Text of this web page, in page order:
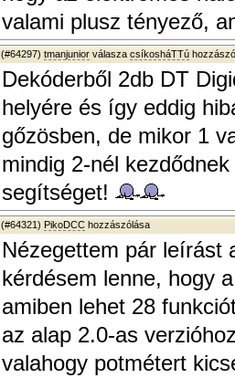
valami plusz tényező,
(#64297) tmanjunior válasza csíkosháTTú
Dekóderből 2db DT
helyére és így eddig
gőzösben, de mikor 1
mindig 2-nél
segítséget!
(#64321) PikoDCC hozzászólása
Nézegettem pár leírást
kérdésem lenne, hogy
amiben lehet 28
az alap 2.0-as
valahogy potmétert